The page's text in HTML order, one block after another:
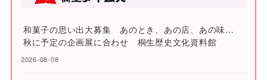
和菓子の思い出大募集 あのとき、あの店、あの味…
秋に予定の企画展に合わせ 桐生歴史文化資料館
2026-08-08